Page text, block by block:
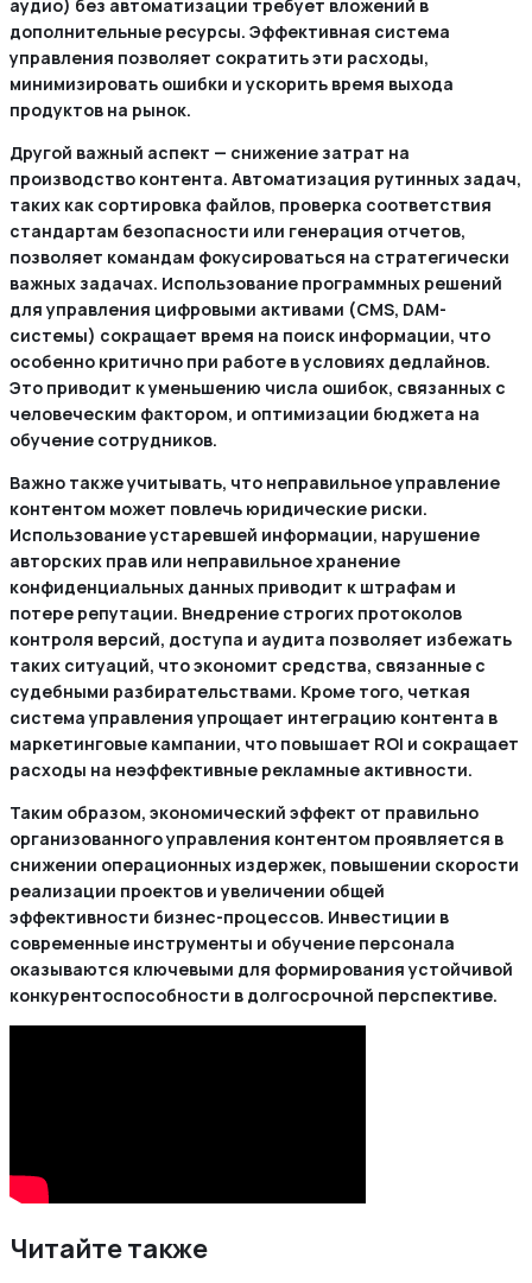
аудио) без автоматизации требует вложений в
дополнительные ресурсы. Эффективная система
управления позволяет сократить эти расходы,
минимизировать ошибки и ускорить время выхода
продуктов на рынок.
Другой важный аспект — снижение затрат на
производство контента. Автоматизация рутинных задач,
таких как сортировка файлов, проверка соответствия
стандартам безопасности или генерация отчетов,
позволяет командам фокусироваться на стратегически
важных задачах. Использование программных решений
для управления цифровыми активами (CMS, DAM-
системы) сокращает время на поиск информации, что
особенно критично при работе в условиях дедлайнов.
Это приводит к уменьшению числа ошибок, связанных с
человеческим фактором, и оптимизации бюджета на
обучение сотрудников.
Важно также учитывать, что неправильное управление
контентом может повлечь юридические риски.
Использование устаревшей информации, нарушение
авторских прав или неправильное хранение
конфиденциальных данных приводит к штрафам и
потере репутации. Внедрение строгих протоколов
контроля версий, доступа и аудита позволяет избежать
таких ситуаций, что экономит средства, связанные с
судебными разбирательствами. Кроме того, четкая
система управления упрощает интеграцию контента в
маркетинговые кампании, что повышает ROI и сокращает
расходы на неэффективные рекламные активности.
Таким образом, экономический эффект от правильно
организованного управления контентом проявляется в
снижении операционных издержек, повышении скорости
реализации проектов и увеличении общей
эффективности бизнес-процессов. Инвестиции в
современные инструменты и обучение персонала
оказываются ключевыми для формирования устойчивой
конкурентоспособности в долгосрочной перспективе.
Читайте также